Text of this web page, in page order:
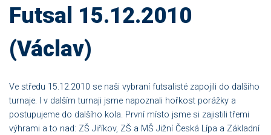
Futsal 15.12.2010
(Václav)
Ve středu 15.12.2010 se naši vybraní futsalisté zapojili do dalšího
turnaje. I v dalším turnaji jsme napoznali hořkost porážky a
postupujeme do dalšího kola. První místo jsme si zajistili třemi
výhrami a to nad: ZŠ Jiříkov, ZŠ a MŠ Jižní Česká Lípa a Základní